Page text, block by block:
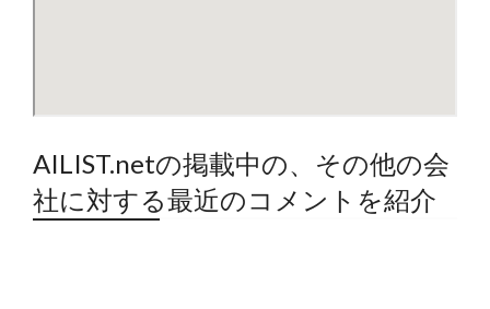
AILIST.netの掲載中の、その他の会
社に対する最近のコメントを紹介